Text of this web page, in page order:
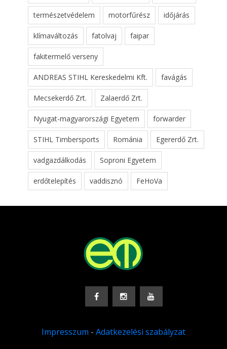
természetvédelem motorfűrész időjárás
klímaváltozás fatolvaj faipar
fakitermelő verseny
ANDREAS STIHL Kereskedelmi Kft. favágás
Mecsekerdő Zrt. Zalaerdő Zrt.
Nyugat-magyarországi Egyetem forwarder
STIHL Timbersports Románia Egererdő Zrt.
vadgazdálkodás Soproni Egyetem
erdőtelepítés vaddisznó FeHoVa
Impresszum - Adatkezelési szabályzat